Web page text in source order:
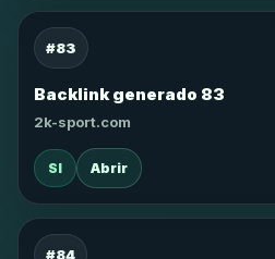
#83
Backlink generado 83
2k-sport.com
SI Abrir
#84